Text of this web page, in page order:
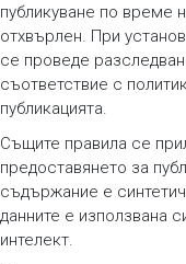
публикуване по време
отхвърлен. При
се проведе
съответствие с
публикацията.
Същите правила се
предоставянето за
съдържание е
данните е използвана
интелект.